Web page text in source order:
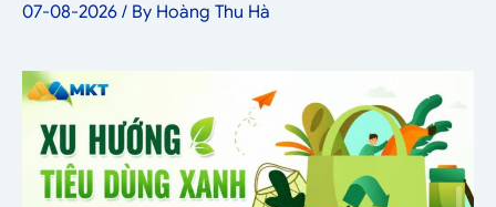
07-08-2026 / By Hoàng Thu Hà